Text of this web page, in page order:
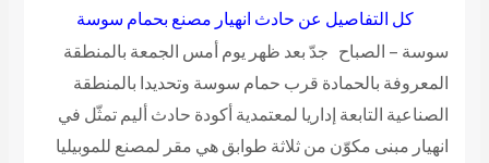
كل التفاصيل عن حادث انهيار مصنع بحمام سوسة
سوسة – الصباح جدّ بعد ظهر يوم أمس الجمعة بالمنطقة
المعروفة بالحمادة قرب حمام سوسة وتحديدا بالمنطقة
الصناعية التابعة إداريا لمعتمدية أكودة حادث أليم تمثّل في
انهيار مبنى مكوّن من ثلاثة طوابق هي مقر لمصنع للموبيليا